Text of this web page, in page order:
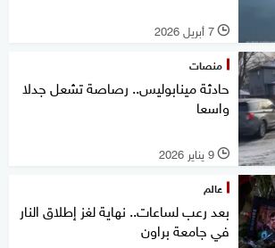
l 7 أبريل 2026
منصات
حادثة مينابوليس.. رصاصة تشعل جدلا
واسعا
l 9 يناير 2026
عالم
بعد رعب لساعات.. نهاية لغز إطلاق النار
في جامعة براون